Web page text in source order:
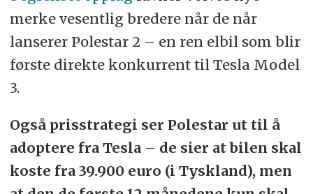
merke vesentlig bredere når de når
lanserer Polestar 2 – en ren elbil som blir
første direkte konkurrent til Tesla Model
3.
Også prisstrategi ser Polestar ut til å
adoptere fra Tesla – de sier at bilen skal
koste fra 39.900 euro (i Tyskland), men